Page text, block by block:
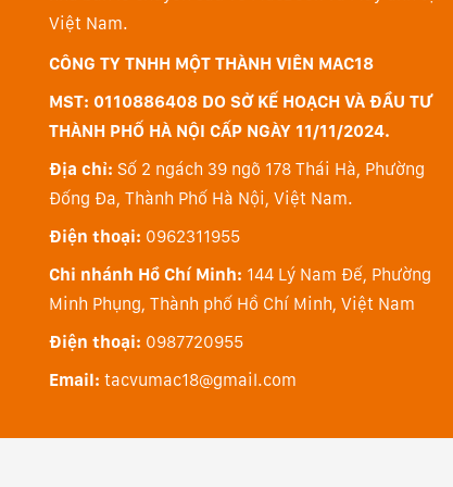
Về màn hình, thay đổi lớn nhất với ThinkPad X1
điểm chung của hầu hết các sản phẩm cao cấp
trước, tỉ lệ này sẽ cho phép người dùng bao
cải thiện hiệu suất làm việc về lâu dài.
Việt Nam.
CÔNG TY TNHH MỘT THÀNH VIÊN MAC18
MST: 0110886408 DO SỞ KẾ HOẠCH VÀ ĐẦU TƯ
THÀNH PHỐ HÀ NỘI CẤP NGÀY 11/11/2024.
Địa chỉ: Số 2 ngách 39 ngõ 178 Thái Hà, Phường
Đống Đa, Thành Phố Hà Nội, Việt Nam.
Điện thoại: 0962311955
Chi nhánh Hồ Chí Minh: 144 Lý Nam Đế, Phường
Minh Phụng, Thành phố Hồ Chí Minh, Việt Nam
Điện thoại: 0987720955
Email: tacvumac18@gmail.com